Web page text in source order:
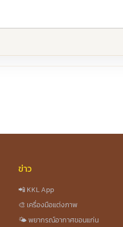
ข่าว
📲 KKL App
🎨 เครื่องมือแต่งภาพ
🌤️ พยากรณ์อากาศขอนแก่น